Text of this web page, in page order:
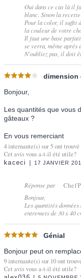
Oui dans ce cas là il
blanc. Sinon la
Pour la color, il suffit
la couleur de votre
Il faut une base
se verra, même après
N'oubliez pas, il doit
dimension
Bonjour,
Les quantités que vous
gâteaux ?
En vous remerciant
4internaute(s) sur5ont
Cet avis vous a-t-il été utile?
kaceci 17 JANVIER
Réponse par
Bonjour,
Les quantités
entremets de 30 x 40
Génial
Bonjour peut on
9internaute(s) sur 10ont
Cet avis vous a-t-il été utile?